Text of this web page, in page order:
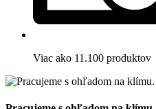
Viac ako 11.100 produktov